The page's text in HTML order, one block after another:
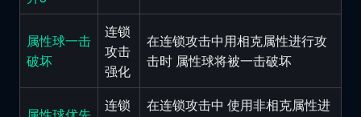
属性球一击
破坏
连锁
攻击
强化
在连锁攻击中用相克属性进行攻
击时 属性球将被一击破坏
连锁
在连锁攻击中 使用非相克属性进